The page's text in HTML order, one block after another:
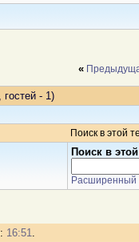
«
гостей - 1)
Поиск в этой
Поиск в
Расширенный
16:51.